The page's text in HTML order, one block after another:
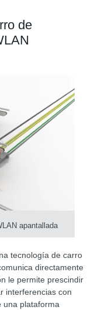
de
apantallada
tecnología de carro
directamente
le permite prescindir
interferencias con
una plataforma